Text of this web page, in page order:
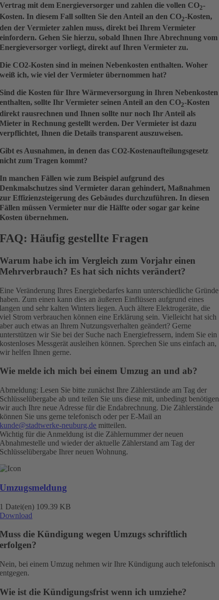
Vertrag mit dem Energieversorger und zahlen die vollen CO2-
Kosten. In diesem Fall sollten Sie den Anteil an den CO2-Kosten,
den der Vermieter zahlen muss, direkt bei Ihrem Vermieter
einfordern. Gehen Sie hierzu, sobald Ihnen Ihre Abrechnung vom
Energieversorger vorliegt, direkt auf Ihren Vermieter zu.
Die CO2-Kosten sind in meinen Nebenkosten enthalten. Woher
weiß ich, wie viel der Vermieter übernommen hat?
Sind die Kosten für Ihre Wärmeversorgung in Ihren Nebenkosten
enthalten, sollte Ihr Vermieter seinen Anteil an den CO2-Kosten
direkt rausrechnen und Ihnen sollte nur noch Ihr Anteil als
Mieter in Rechnung gestellt werden. Der Vermieter ist dazu
verpflichtet, Ihnen die Details transparent auszuweisen.
Gibt es Ausnahmen, in denen das CO2-Kostenaufteilungsgesetz
nicht zum Tragen kommt?
In manchen Fällen wie zum Beispiel aufgrund des
Denkmalschutzes sind Vermieter daran gehindert, Maßnahmen
zur Effizienzsteigerung des Gebäudes durchzuführen. In diesen
Fällen müssen Vermieter nur die Hälfte oder sogar gar keine
Kosten übernehmen.
FAQ: Häufig gestellte Fragen
Warum habe ich im Vergleich zum Vorjahr einen
Mehrverbrauch? Es hat sich nichts verändert?
Eine Veränderung Ihres Energiebedarfes kann unterschiedliche Gründe
haben. Zum einen kann dies an äußeren Einflüssen aufgrund eines
langen und sehr kalten Winters liegen. Auch ältere Elektrogeräte, die
viel Strom verbrauchen können eine Erklärung sein. Vielleicht hat sich
aber auch etwas an Ihrem Nutzungsverhalten geändert? Gerne
unterstützen wir Sie bei der Suche nach Energiefressern, indem Sie ein
kostenloses Messgerät ausleihen können. Sprechen Sie uns einfach an,
wir helfen Ihnen gerne.
Wie melde ich mich bei einem Umzug an und ab?
Abmeldung: Lesen Sie bitte zunächst Ihre Zählerstände am Tag der
Schlüsselübergabe ab und teilen Sie uns diese mit, unbedingt benötigen
wir auch Ihre neue Adresse für die Endabrechnung. Die Zählerstände
können Sie uns gerne telefonisch oder per E-Mail an
kunde@stadtwerke-neuburg.de mitteilen.
Wichtig für die Anmeldung ist die Zählernummer der neuen
Abnahmestelle und wieder der aktuelle Zählerstand am Tag der
Schlüsselübergabe Ihrer neuen Wohnung.
Umzugsmeldung
1 Datei(en) 109.39 KB
Download
Muss die Kündigung wegen Umzugs schriftlich
erfolgen?
Nein, bei einem Umzug nehmen wir Ihre Kündigung auch telefonisch
entgegen.
Wie ist die Kündigungsfrist wenn ich umziehe?